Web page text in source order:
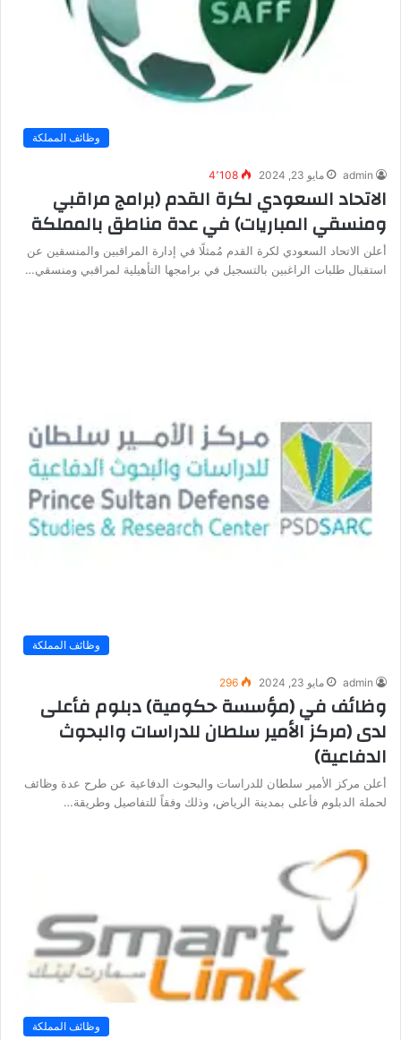
وظائف المملكة
admin مايو 23, 2024 4٬108
الاتحاد السعودي لكرة القدم (برامج مراقبي
ومنسقي المباريات) في عدة مناطق بالمملكة
أعلن الاتحاد السعودي لكرة القدم مُمثلًا في إدارة المراقبين والمنسقين عن
استقبال طلبات الراغبين بالتسجيل في برامجها التأهيلية لمراقبي ومنسقي…
وظائف المملكة
admin مايو 23, 2024 296
وظائف في (مؤسسة حكومية) دبلوم فأعلى
لدى (مركز الأمير سلطان للدراسات والبحوث
الدفاعية)
أعلن مركز الأمير سلطان للدراسات والبحوث الدفاعية عن طرح عدة وظائف
لحملة الدبلوم فأعلى بمدينة الرياض، وذلك وفقاً للتفاصيل وطريقة…
وظائف المملكة